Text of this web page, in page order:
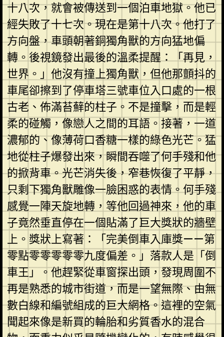
十八次，就會被傳送到一個泊車地獄。他已
經失敗了十七次。現在是第十八次。他打了
方向盤，車頭朝著銅獨角獸的方向猛地偏
轉。後視鏡發出最後的溫柔提醒：「再見，
世界。」他沒有撞上獨角獸，但他那顫抖的
車尾卻擦到了停車塔三號車位入口處的一根
古老、佈滿苔蘚的柱子。不是撞擊，而是輕
柔的碰觸，像戀人之間的耳語。接著，一道
濃郁的、像薄荷口香糖一樣的綠色光芒。猛
地從柱子爆發出來，瞬間吞噬了何手殘和他
的掀背車。光芒消失後，窄巷恢復了平靜，
只剩下獨角獸雕像一臉困惑的表情。何手殘
感覺一陣天旋地轉，等他回過神來，他的車
子竟然垂直停在一個貼滿了巨大獎狀的牆壁
上。獎狀上寫著：「完美倒車入庫獎——第
零點零零零零零九度偏差。」落款人是「倒
車王」。他趕緊從車窗探出頭，發現周圍不
再是熟悉的城市街道，而是一望無際、由無
數白線和編號組成的巨大網格。這裡的空氣
聞起來像是新買的輪胎和劣質香水的混合